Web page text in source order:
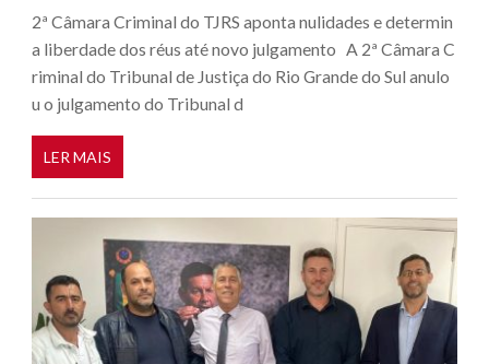
2ª Câmara Criminal do TJRS aponta nulidades e determin
a liberdade dos réus até novo julgamento A 2ª Câmara C
riminal do Tribunal de Justiça do Rio Grande do Sul anulo
u o julgamento do Tribunal d
LER MAIS